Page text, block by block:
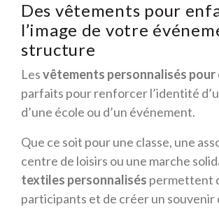
Des vêtements pour
l’image de votre
structure
Lesvêtements personnalisés
parfaits pour renforcer l’identité
d’une école ou d’un événement.
Que ce soit pour une classe, une
centre de loisirs ou une marche
textiles personnalisés permettent
participants et de créer un souvenir